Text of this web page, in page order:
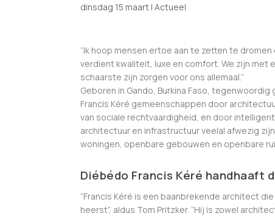
dinsdag 15 maart | Actueel
“Ik hoop mensen ertoe aan te zetten te dromen
verdient kwaliteit, luxe en comfort. We zijn met
schaarste zijn zorgen voor ons allemaal.”
Geboren in Gando, Burkina Faso,
Francis Kéré gemeenschappen door
van sociale rechtvaardigheid, en door
architectuur en infrastructuur veelal afwezig
woningen, openbare gebouwen en openbare
Diébédo Francis Kéré handhaaft
“Francis Kéré is een baanbrekende architect
heerst”, aldus Tom Pritzker. “Hij is zowel